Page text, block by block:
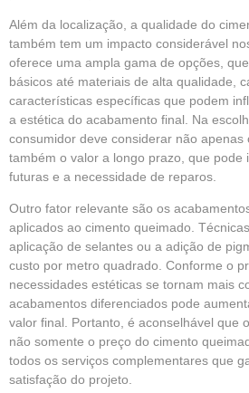
Além da localização, a qualidade do
também tem um impacto considerável
oferece uma ampla gama de opções,
básicos até materiais de alta qualidade,
características específicas que podem
a estética do acabamento final. Na
consumidor deve considerar não apenas
também o valor a longo prazo, que pode
futuras e a necessidade de reparos.
Outro fator relevante são os
aplicados ao cimento queimado.
aplicação de selantes ou a adição de
custo por metro quadrado. Conforme o
necessidades estéticas se tornam mais
acabamentos diferenciados pode
valor final. Portanto, é aconselhável que
não somente o preço do cimento
todos os serviços complementares que
satisfação do projeto.